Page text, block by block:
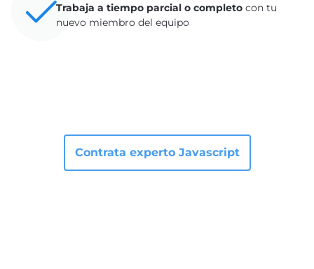
Trabaja a tiempo parcial o completo con tu
nuevo miembro del equipo
Contrata experto Javascript